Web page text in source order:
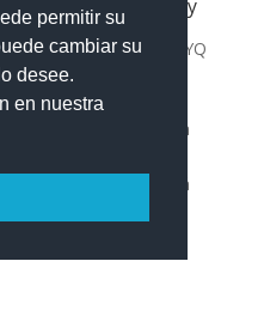
permitir su
cambiar su
desee.
en nuestra
al Servicio de la Paz y
átomo,FYQ 2º ESO
FYQ
de 1988, la Asamblea
Paz» que se celebrará
del 11 de